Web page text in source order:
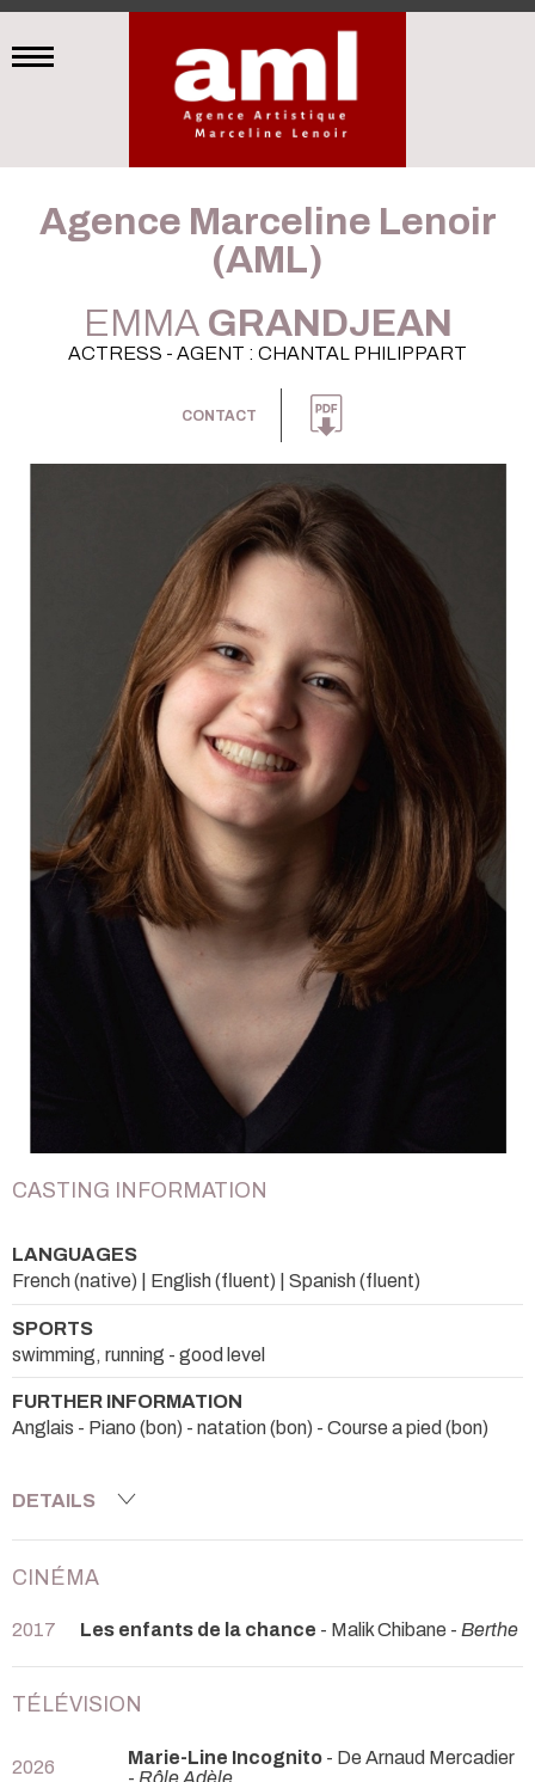
Agence Marceline Lenoir
(AML)
EMMAGRANDJEAN
ACTRESS - AGENT : CHANTAL PHILIPPART
CONTACT
CASTING INFORMATION
LANGUAGES
French (native) | English (fluent) | Spanish (fluent)
SPORTS
swimming, running - good level
FURTHER INFORMATION
Anglais - Piano (bon) - natation (bon) - Course a pied (bon)
DETAILS
CINÉMA
2017 Les enfants de la chance - Malik Chibane - Berthe
TÉLÉVISION
2026 Marie-Line Incognito - De Arnaud Mercadier
- Rôle Adèle